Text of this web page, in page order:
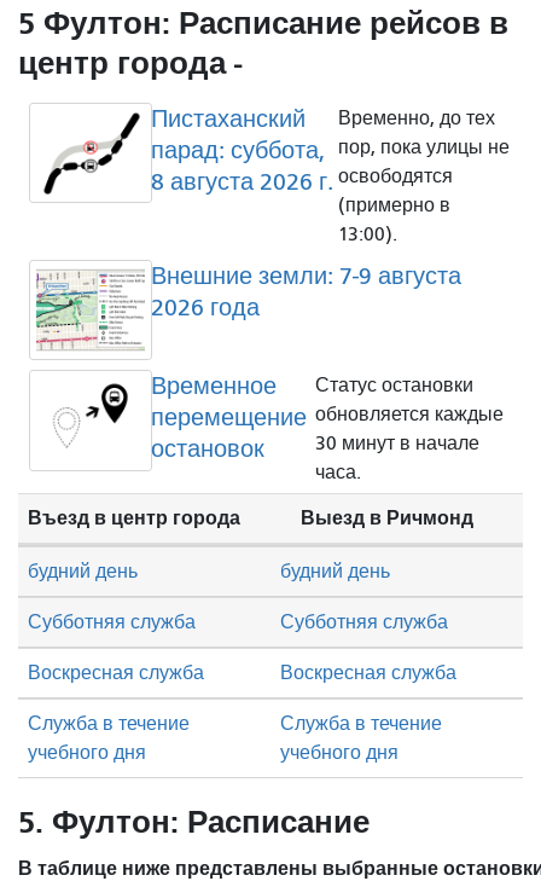
5 Фултон: Расписание рейсов в
центр города -
Пистаханский
парад: суббота,
8 августа 2026 г.
Временно, до тех
пор, пока улицы не
освободятся
(примерно в
13:00).
Внешние земли: 7-9 августа
2026 года
Временное
перемещение
остановок
Статус остановки
обновляется каждые
30 минут в начале
часа.
Въезд в центр города Выезд в Ричмонд
Субботняя служба Субботняя служба
Воскресная служба Воскресная служба
будний день будний день
Служба в течение
учебного дня
Служба в течение
учебного дня
5. Фултон: Расписание
В таблице ниже представлены выбранные